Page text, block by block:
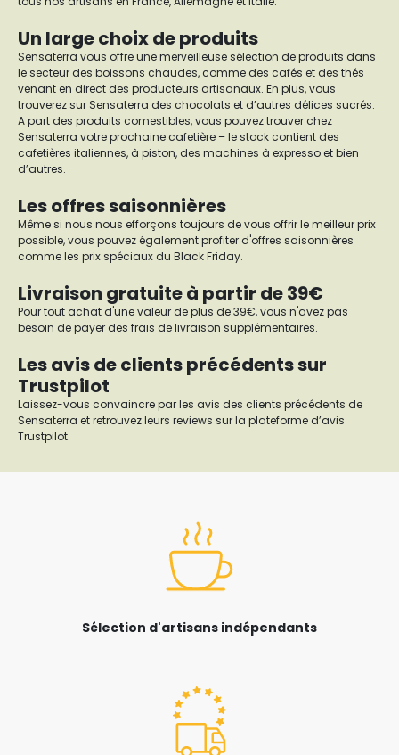
Un large choix de produits
Sensaterra vous offre une merveilleuse sélection de produits dans
le secteur des boissons chaudes, comme des cafés et des thés
venant en direct des producteurs artisanaux. En plus, vous
trouverez sur Sensaterra des chocolats et d’autres délices sucrés.
A part des produits comestibles, vous pouvez trouver chez
Sensaterra votre prochaine cafetière – le stock contient des
cafetières italiennes, à piston, des machines à expresso et bien
d’autres.
Les offres saisonnières
Même si nous nous efforçons toujours de vous offrir le meilleur prix
possible, vous pouvez également profiter d'offres saisonnières
comme les prix spéciaux du Black Friday.
Livraison gratuite à partir de 39€
Pour tout achat d'une valeur de plus de 39€, vous n'avez pas
besoin de payer des frais de livraison supplémentaires.
Les avis de clients précédents sur
Trustpilot
Laissez-vous convaincre par les avis des clients précédents de
Sensaterra et retrouvez leurs reviews sur la plateforme d’avis
Trustpilot.
Sélection d'artisans indépendants